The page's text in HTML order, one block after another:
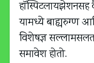
हॉस्पिटलायझेशनसह
यामध्ये बाह्यरुग्ण
विशेषज्ञ
समावेश होतो.